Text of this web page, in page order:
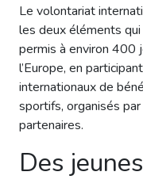
Le volontariat
les deux éléments
permis à environ 400
l’Europe, en
internationaux de
sportifs, organisés
partenaires.
Des